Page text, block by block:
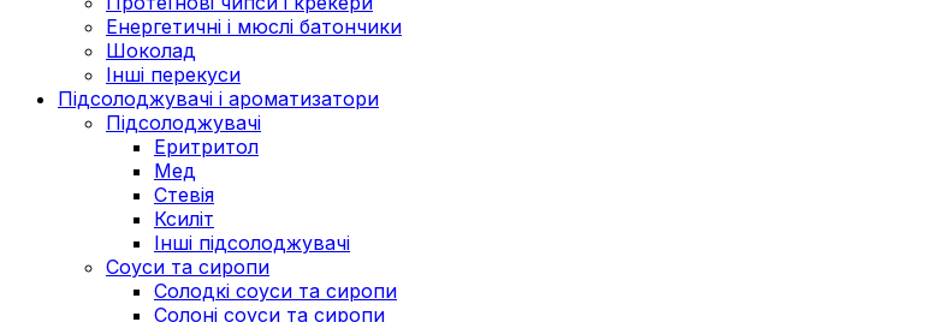
Енергетичні і мюслі батончики
Шоколад
Інші перекуси
Підсолоджувачі і ароматизатори
Підсолоджувачі
Еритритол
Мед
Стевія
Ксиліт
Інші підсолоджувачі
Соуси та сиропи
Солодкі соуси та сиропи
Солоні соуси та сиропи